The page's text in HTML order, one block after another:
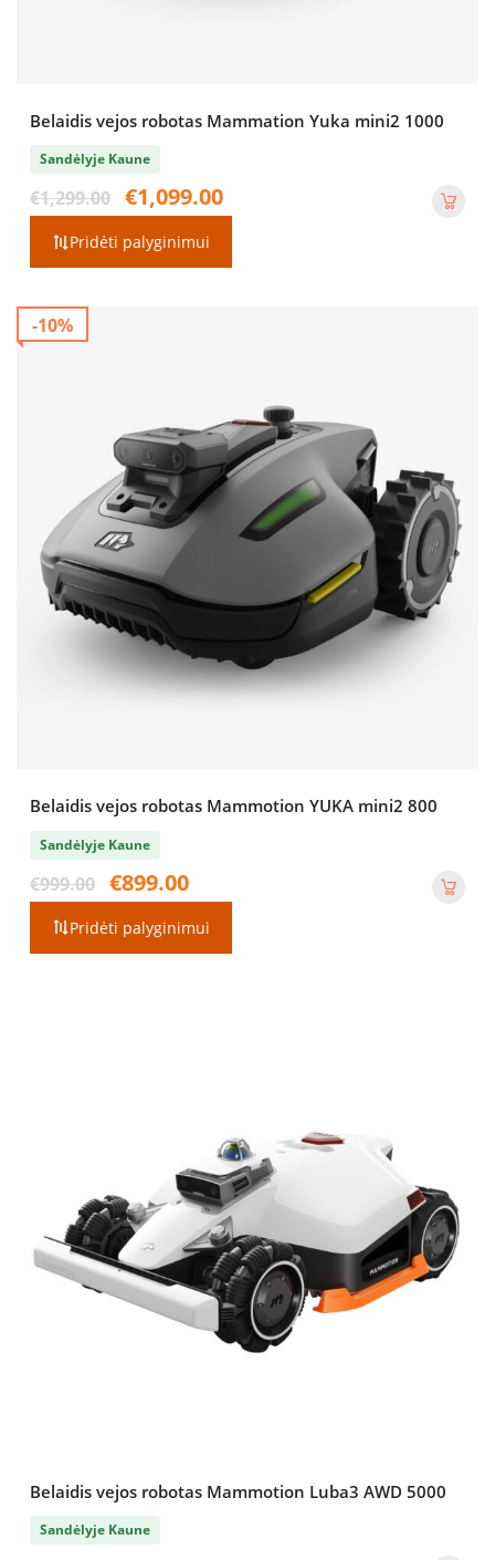
Belaidis vejos robotas Mammation Yuka mini2 1000
Sandėlyje Kaune
€1,299.00
Original
price
was:
€1,299.00.
€1,099.00
Pridėti palyginimui
-10%
Belaidis vejos robotas Mammotion YUKA mini2 800
Sandėlyje Kaune
€999.00
Original
price
was:
€999.00.
€899.00
€899.00.
Pridėti palyginimui
Belaidis vejos robotas Mammotion Luba3 AWD 5000
Sandėlyje Kaune